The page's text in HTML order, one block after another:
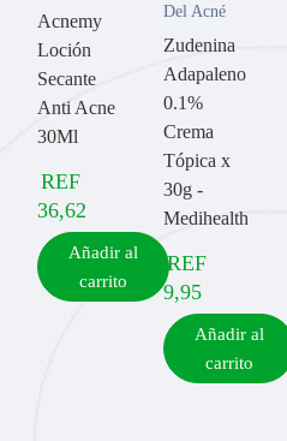
Acnemy
Loción
Secante
Anti Acne
30Ml
REF
36,62
Añadir al
carrito
Del Acné
Zudenina
Adapaleno
0.1%
Crema
Tópica x
30g -
Medihealth
REF
9,95
Añadir al
carrito